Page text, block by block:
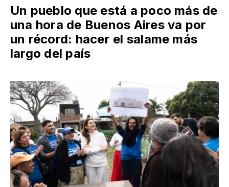
Un pueblo que está a poco más de
una hora de Buenos Aires va por
un récord: hacer el salame más
largo del país